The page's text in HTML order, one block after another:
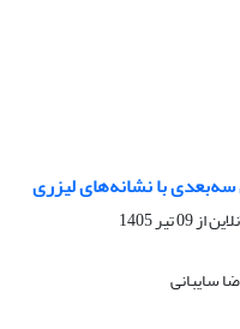
سه‌بعدی با نشانه‌های لیزری
از09 تیر 1405
سایبانی